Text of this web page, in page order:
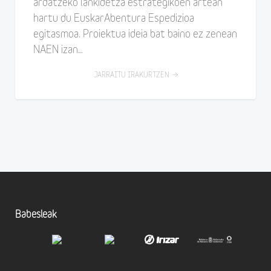
ardatzeko lankidetza estrategikoen artean
hartu du EuskarAbentura Espedizioa
egitasmoa. Proiektua ideia bat baino ez zenean
NAEN izan…
JARRAITU IRAKURTZEN
Babesleak